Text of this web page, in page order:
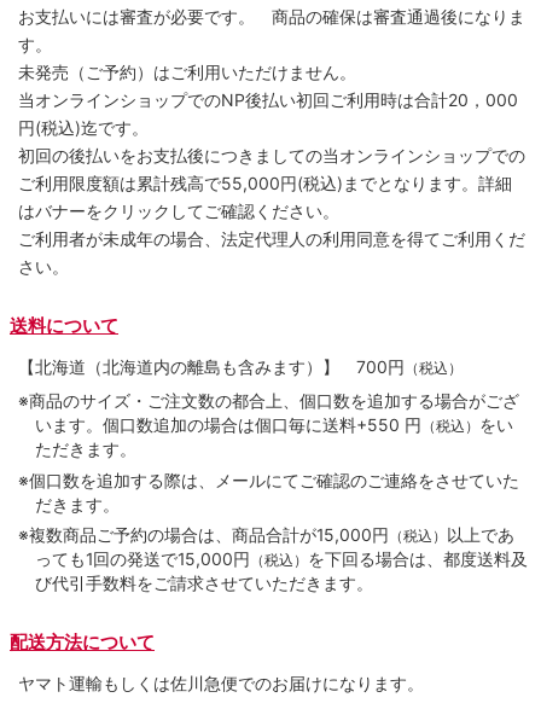
お支払いには審査が必要です。 商品の確保は審査通過後になりま
す。
未発売（ご予約）はご利用いただけません。
当オンラインショップでのNP後払い初回ご利用時は合計20，000
円(税込)迄です。
初回の後払いをお支払後につきましての当オンラインショップでの
ご利用限度額は累計残高で55,000円(税込)までとなります。詳細
はバナーをクリックしてご確認ください。
ご利用者が未成年の場合、法定代理人の利用同意を得てご利用くだ
さい。
送料について
【北海道（北海道内の離島も含みます）】 700円 （税込）
※商品のサイズ・ご注文数の都合上、個口数を追加する場合がござ
います。個口数追加の場合は個口毎に送料+550 円 （税込） をい
ただきます。
※個口数を追加する際は、メールにてご確認のご連絡をさせていた
だきます。
※複数商品ご予約の場合は、商品合計が15,000円 （税込） 以上であ
っても1回の発送で15,000円 （税込） を下回る場合は、都度送料及
び代引手数料をご請求させていただきます。
配送方法について
ヤマト運輸もしくは佐川急便でのお届けになります。